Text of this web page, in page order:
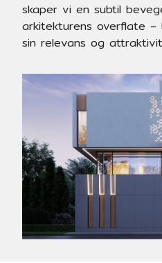
skaper vi en subtil
arkitekturens overflate –
sin relevans og